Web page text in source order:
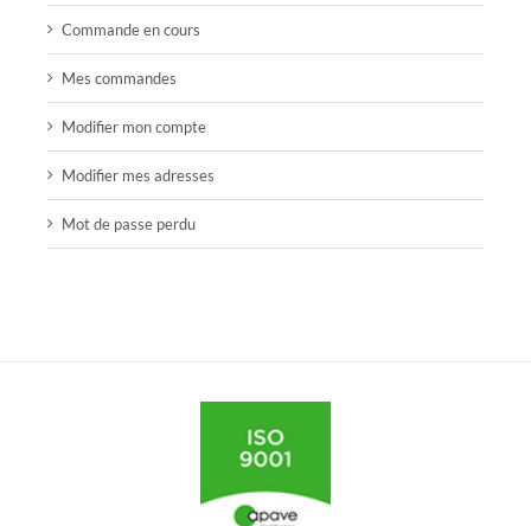
Commande en cours
Mes commandes
Modifier mon compte
Modifier mes adresses
Mot de passe perdu